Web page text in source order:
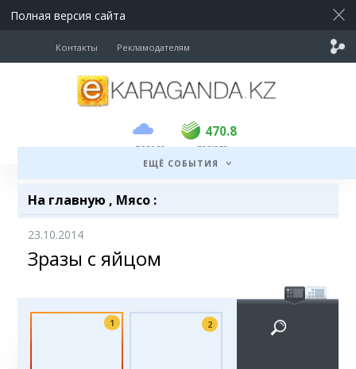
Полная версия сайта
Контакты Рекламодателям
погода
470.8
USD 468.5 470.8
валюта
ЕЩЁ СОБЫТИЯ
На главную , Мясо :
23.10.2014
Зразы с яйцом
1 2